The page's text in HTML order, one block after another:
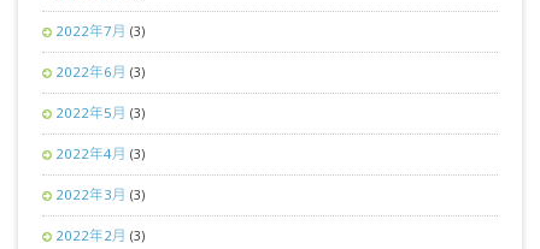
2022年7月 (3)
2022年6月 (3)
2022年5月 (3)
2022年4月 (3)
2022年3月 (3)
2022年2月 (3)